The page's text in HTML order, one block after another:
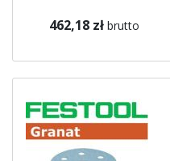
462,18 zł brutto